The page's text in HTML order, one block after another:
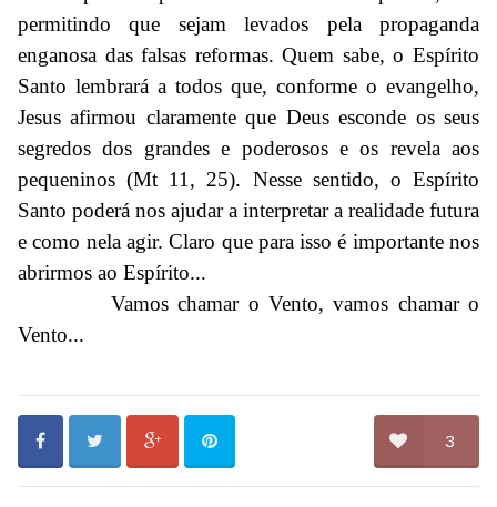
permitindo que sejam levados pela propaganda
enganosa das falsas reformas. Quem sabe, o Espírito
Santo lembrará a todos que, conforme o evangelho,
Jesus afirmou claramente que Deus esconde os seus
segredos dos grandes e poderosos e os revela aos
pequeninos (Mt 11, 25). Nesse sentido, o Espírito
Santo poderá nos ajudar a interpretar a realidade futura
e como nela agir. Claro que para isso é importante nos
abrirmos ao Espírito...
Vamos chamar o Vento, vamos chamar o
Vento...
3